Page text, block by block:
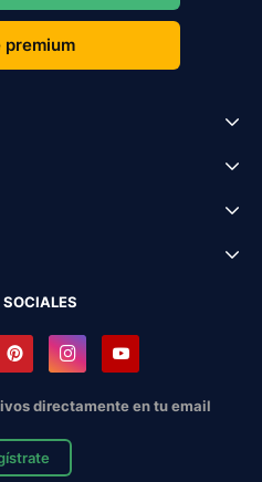
premium
SOCIALES
directamente en tu email